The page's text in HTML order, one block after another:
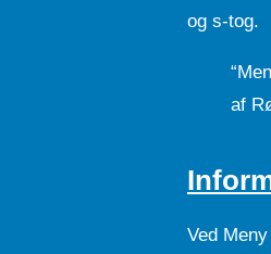
og s-tog.
af
Ved